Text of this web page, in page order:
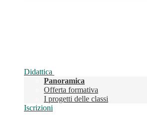
Didattica
Panoramica
Offerta formativa
I progetti delle classi
Iscrizioni